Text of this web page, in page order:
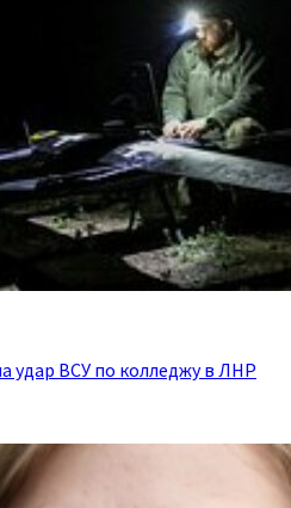
удар ВСУ по колледжу в ЛНР